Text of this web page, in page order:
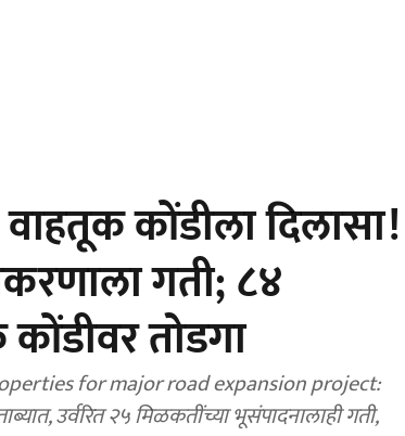
कोंडीला दिलासा!
गती; ८४
तोडगा
for major road expansion project:
उर्वरित २५ मिळकतींच्या भूसंपादनालाही गती,